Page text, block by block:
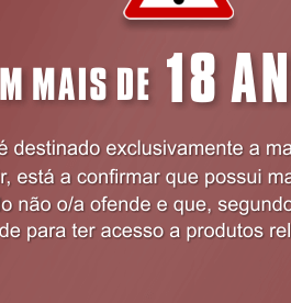
BDSM
CORDA BONDAGE 10
Código:EX17306